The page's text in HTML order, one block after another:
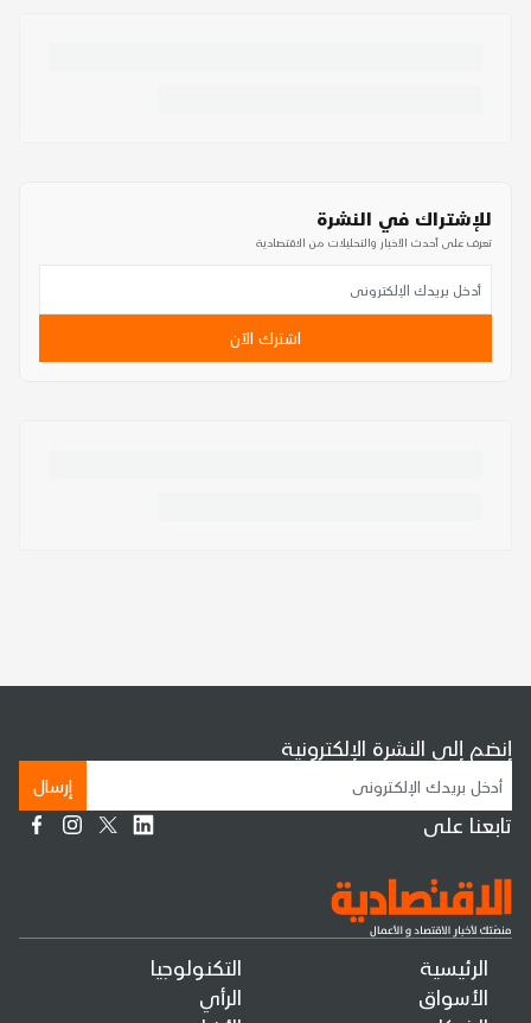
للإشتراك في النشرة
تعرف على أحدث الأخبار والتحليلات من الاقتصادية
اشترك الآن
الرئيسية
الأسواق
التكنولوجيا
الرأي
إنضم إلى النشرة الإلكترونية
إرسال
تابعنا على